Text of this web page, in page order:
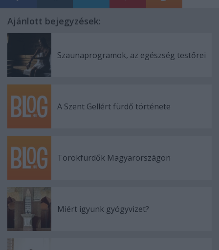
Ajánlott bejegyzések:
Szaunaprogramok, az egészség testőrei
A Szent Gellért fürdő története
Törökfürdők Magyarországon
Miért igyunk gyógyvizet?